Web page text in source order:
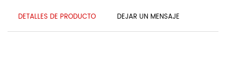
DETALLES DE PRODUCTO DEJAR UN MENSAJE